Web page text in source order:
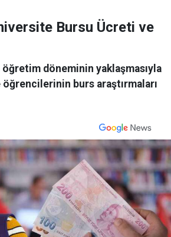
Bursu Ücreti ve
döneminin yaklaşmasıyla
burs araştırmaları